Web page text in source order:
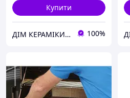
Купити
ДІМ КЕРАМІКИ Shostak 100%